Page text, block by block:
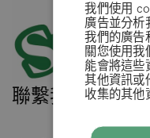
聯繫我們
我們使用
廣告並分析
我們的廣告
關您使用我
能會將這些
其他資訊或
收集的其他